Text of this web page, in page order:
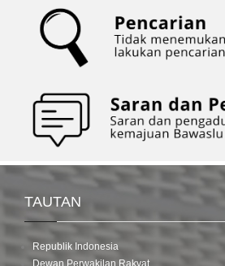
TAUTAN
Republik Indonesia
Dewan Perwakilan Rakyat